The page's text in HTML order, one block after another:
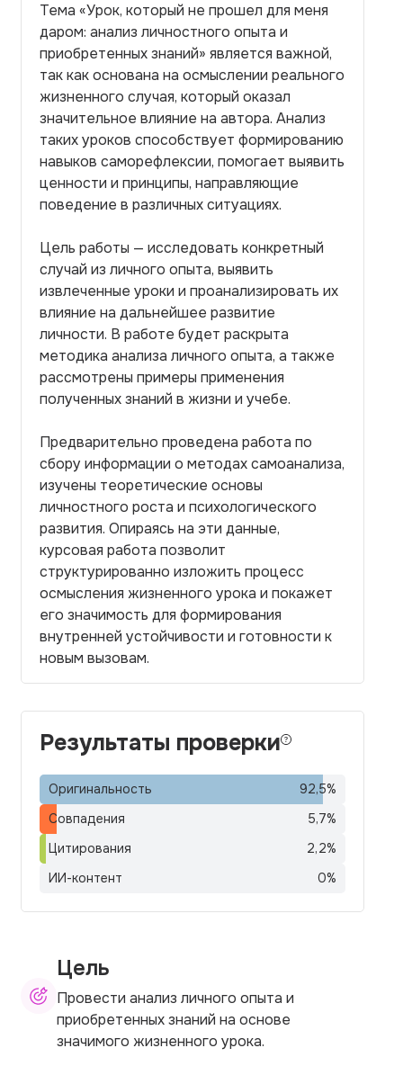
Тема «Урок, который не прошел для меня
даром: анализ личностного опыта и
приобретенных знаний» является важной,
так как основана на осмыслении реального
жизненного случая, который оказал
значительное влияние на автора. Анализ
таких уроков способствует формированию
навыков саморефлексии, помогает выявить
ценности и принципы, направляющие
поведение в различных ситуациях.
Цель работы — исследовать конкретный
случай из личного опыта, выявить
извлеченные уроки и проанализировать их
влияние на дальнейшее развитие
личности. В работе будет раскрыта
методика анализа личного опыта, а также
рассмотрены примеры применения
полученных знаний в жизни и учебе.
Предварительно проведена работа по
сбору информации о методах самоанализа,
изучены теоретические основы
личностного роста и психологического
развития. Опираясь на эти данные,
курсовая работа позволит
структурированно изложить процесс
осмысления жизненного урока и покажет
его значимость для формирования
внутренней устойчивости и готовности к
новым вызовам.
Результаты проверки
Оригинальность 92,5%
Совпадения
5,7%
Цитирования
2,2%
ИИ-контент
0%
Цель
Провести анализ личного опыта и
приобретенных знаний на основе
значимого жизненного урока.